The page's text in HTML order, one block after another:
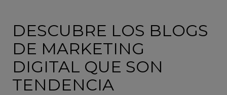
DESCUBRE LOS BLOGS
DE MARKETING
DIGITAL QUE SON
TENDENCIA